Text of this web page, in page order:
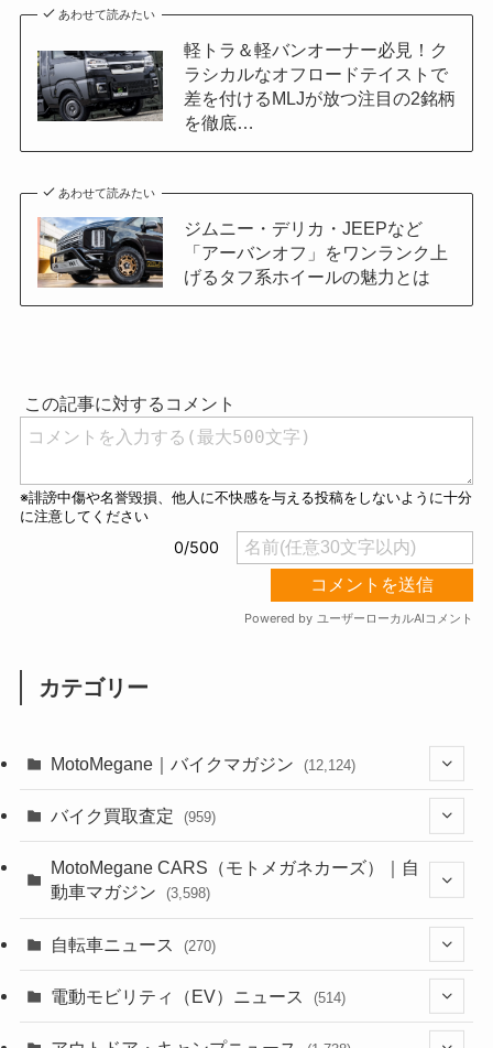
あわせて読みたい
軽トラ＆軽バンオーナー必見！ク
ラシカルなオフロードテイストで
差を付けるMLJが放つ注目の2銘柄
を徹底…
あわせて読みたい
ジムニー・デリカ・JEEPなど
「アーバンオフ」をワンランク上
げるタフ系ホイールの魅力とは
カテゴリー
MotoMegane｜バイクマガジン (12,124)
(44)
(637)
(118) (251)
(306)
(6,953)
バイク買取査定 (959)
(352)
MotoMegane CARS（モトメガネカーズ）｜自
動車マガジン
(3,598)
(185)
自転車ニュース (270)
(54)
(211)
電動モビリティ（EV）ニュース (514)